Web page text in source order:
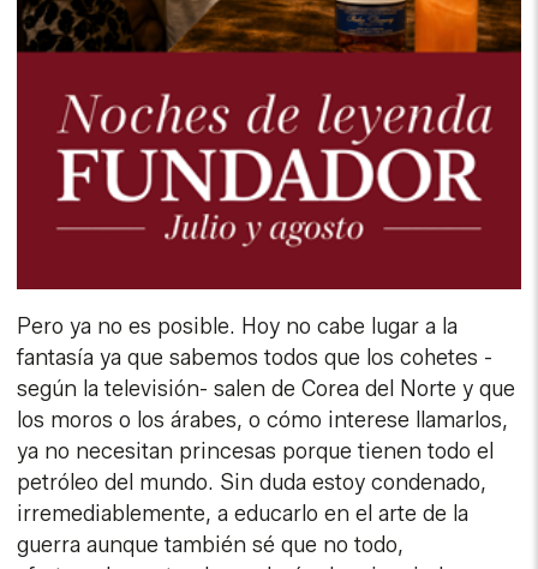
Pero ya no es posible. Hoy no cabe lugar a la
fantasía ya que sabemos todos que los cohetes -
según la televisión- salen de Corea del Norte y que
los moros o los árabes, o cómo interese llamarlos,
ya no necesitan princesas porque tienen todo el
petróleo del mundo. Sin duda estoy condenado,
irremediablemente, a educarlo en el arte de la
guerra aunque también sé que no todo,